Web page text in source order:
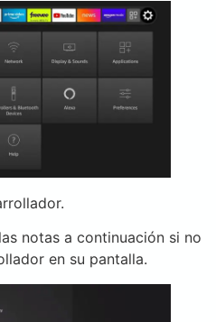
notas a continuación si no
en su pantalla.